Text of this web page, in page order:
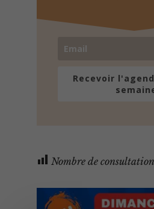
Recevoir
Nombre de